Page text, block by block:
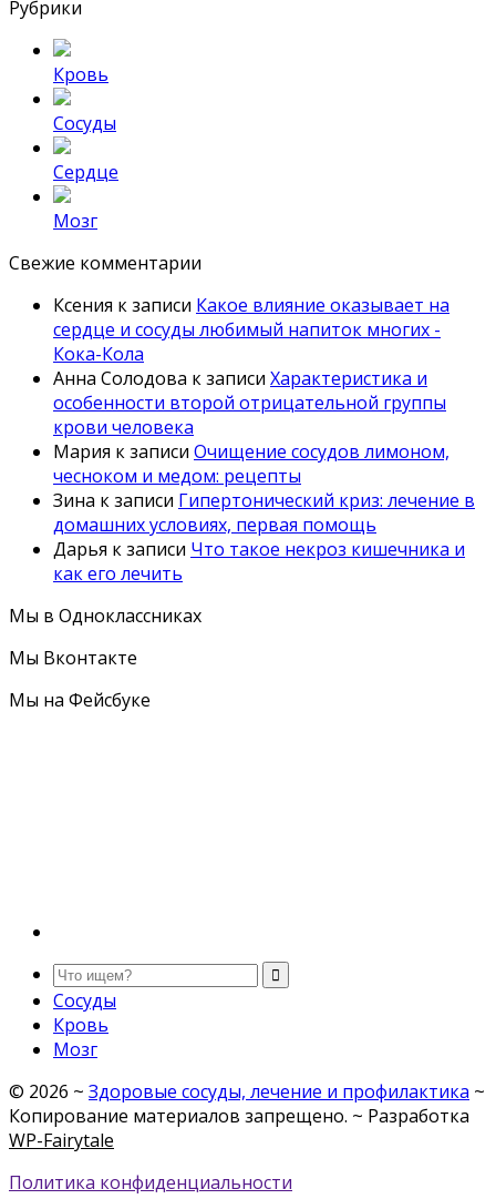
Рубрики
Кровь
Сосуды
Сердце
Мозг
Свежие комментарии
Ксения к записи Какое влияние оказывает на
сердце и сосуды любимый напиток многих -
Кока-Кола
Анна Солодова к записи Характеристика и
особенности второй отрицательной группы
крови человека
Мария к записи Очищение сосудов лимоном,
чесноком и медом: рецепты
Зина к записи Гипертонический криз: лечение в
домашних условиях, первая помощь
Дарья к записи Что такое некроз кишечника и
как его лечить
Мы в Одноклассниках
Мы Вконтакте
Мы на Фейсбуке
Сосуды
Кровь
Мозг
© 2026 ~ Здоровые сосуды, лечение и профилактика ~
Копирование материалов запрещено. ~ Разработка
WP-Fairytale
Политика конфиденциальности